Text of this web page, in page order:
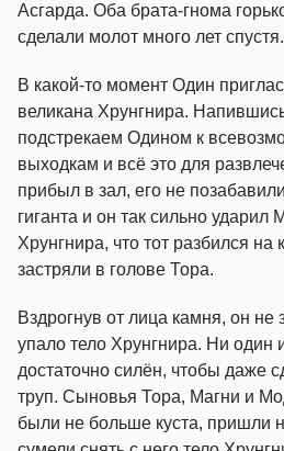
Асгарда. Оба брата-гнома
сделали молот много лет спустя.
В какой-то момент Один
великана Хрунгнира.
подстрекаем Одином к
выходкам и всё это для
прибыл в зал, его не
гиганта и он так сильно
Хрунгнира, что тот разбился на
застряли в голове Тора.
Вздрогнув от лица камня, он не
упало тело Хрунгнира. Ни один
достаточно силён, чтобы даже
труп. Сыновья Тора, Магни и
были не больше куста, пришли